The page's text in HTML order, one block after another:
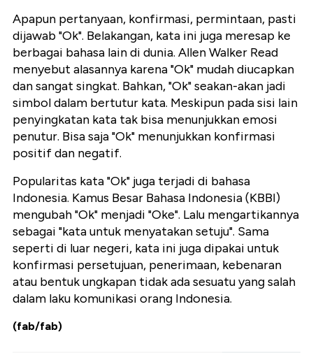
Apapun pertanyaan, konfirmasi, permintaan, pasti
dijawab "Ok". Belakangan, kata ini juga meresap ke
berbagai bahasa lain di dunia. Allen Walker Read
menyebut alasannya karena "Ok" mudah diucapkan
dan sangat singkat. Bahkan, "Ok" seakan-akan jadi
simbol dalam bertutur kata. Meskipun pada sisi lain
penyingkatan kata tak bisa menunjukkan emosi
penutur. Bisa saja "Ok" menunjukkan konfirmasi
positif dan negatif.
Popularitas kata "Ok" juga terjadi di bahasa
Indonesia. Kamus Besar Bahasa Indonesia (KBBI)
mengubah "Ok" menjadi "Oke". Lalu mengartikannya
sebagai "kata untuk menyatakan setuju". Sama
seperti di luar negeri, kata ini juga dipakai untuk
konfirmasi persetujuan, penerimaan, kebenaran
atau bentuk ungkapan tidak ada sesuatu yang salah
dalam laku komunikasi orang Indonesia.
(fab/fab)